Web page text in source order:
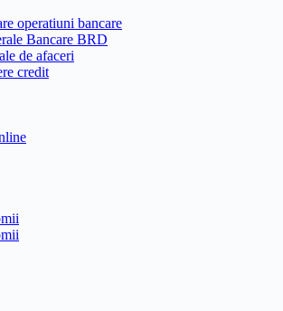
operatiuni bancare
Bancare BRD
de afaceri
credit